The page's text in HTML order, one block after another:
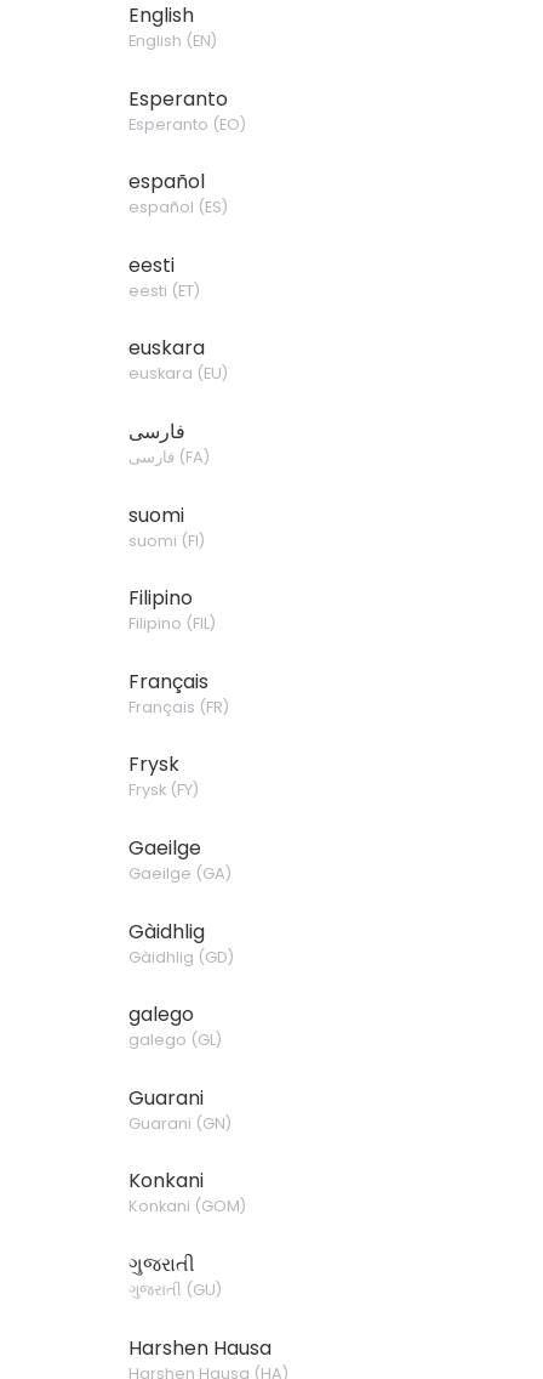
English
English (EN)
Esperanto
Esperanto (EO)
español
español (ES)
eesti
eesti (ET)
euskara
euskara (EU)
فارسی
فارسی (FA)
suomi
suomi (FI)
Filipino
Filipino (FIL)
Français
Français (FR)
Frysk
Frysk(FY)
Gaeilge
Gaeilge (GA)
Gàidhlig
Gàidhlig (GD)
galego
galego (GL)
Guarani
Guarani (GN)
Konkani
Konkani (GOM)
ગુજરાતી
ગુજરાતી (GU)
Harshen Hausa
Harshen Hausa (HA)